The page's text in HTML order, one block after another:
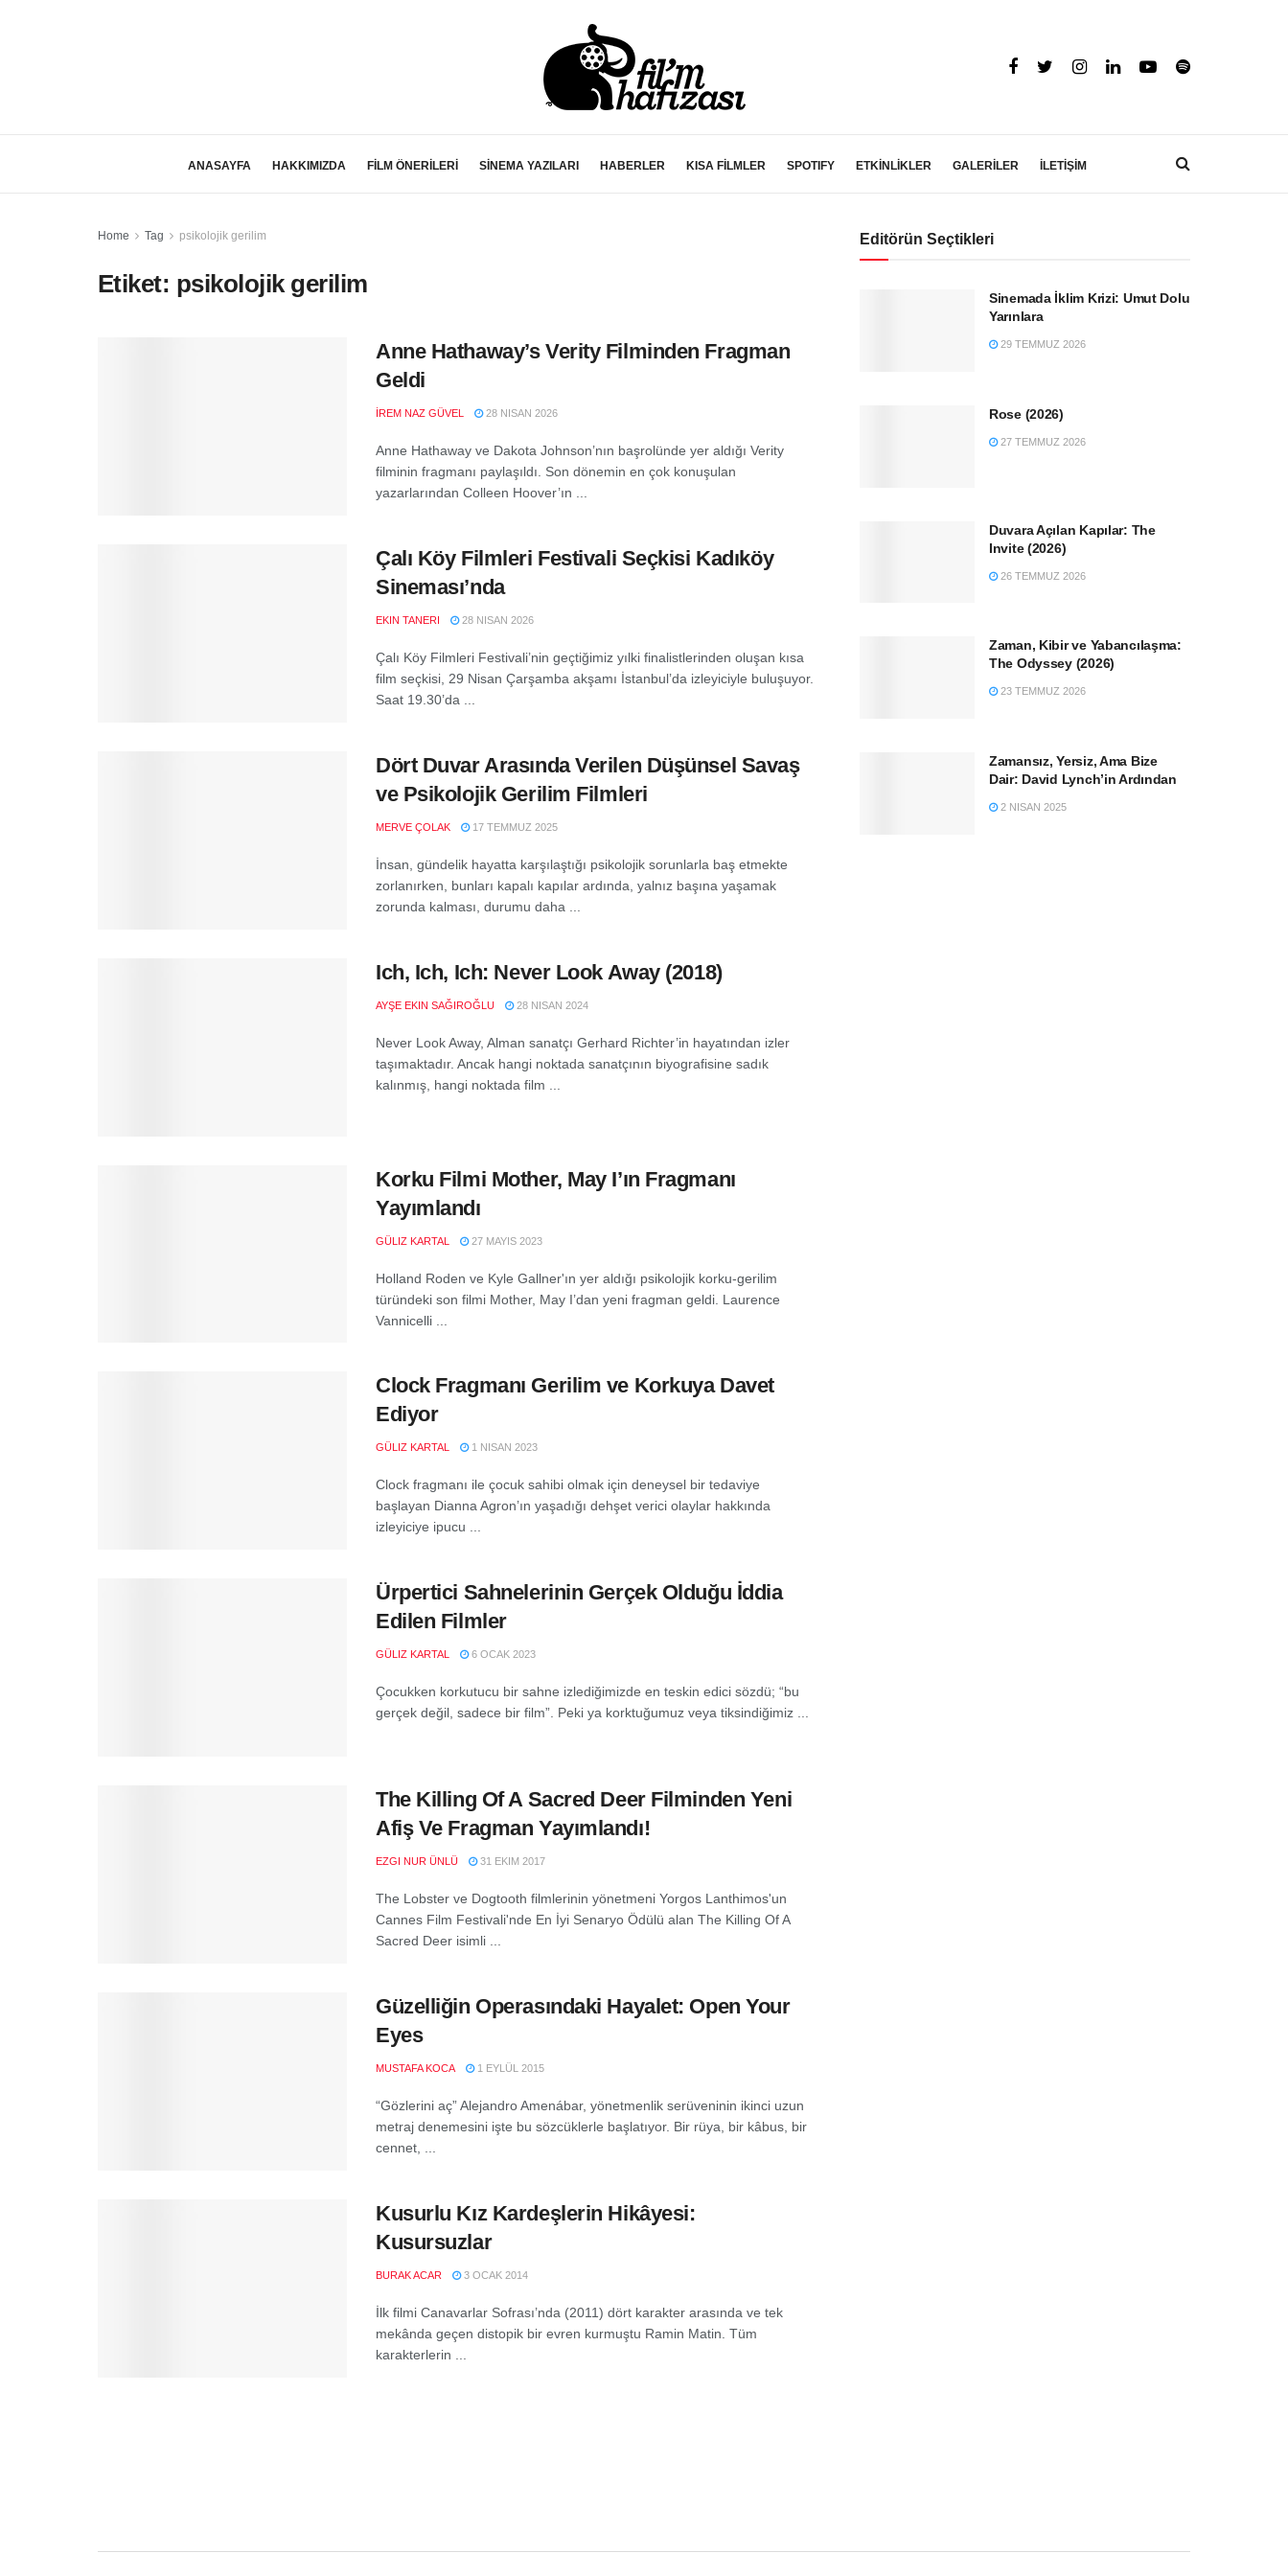
ANASAYFA HAKKIMIZDA FİLM ÖNERİLERİ SİNEMA YAZILARI HABERLER KISA FİLMLER SPOTIFY ETKİNLİKLER GALERİLER İLETİŞİM
Home Tag psikolojik gerilim
Etiket: psikolojik gerilim
Anne Hathaway’s Verity Filminden Fragman
Geldi
İREM NAZ GÜVEL 28 NISAN 2026
Anne Hathaway ve Dakota Johnson’nın başrolünde yer aldığı Verity
filminin fragmanı paylaşıldı. Son dönemin en çok konuşulan
yazarlarından Colleen Hoover’ın ...
Çalı Köy Filmleri Festivali Seçkisi Kadıköy
Sineması’nda
EKIN TANERI 28 NISAN 2026
Çalı Köy Filmleri Festivali’nin geçtiğimiz yılki finalistlerinden oluşan kısa
film seçkisi, 29 Nisan Çarşamba akşamı İstanbul’da izleyiciyle buluşuyor.
Saat 19.30’da ...
Dört Duvar Arasında Verilen Düşünsel Savaş
ve Psikolojik Gerilim Filmleri
MERVE ÇOLAK 17 TEMMUZ 2025
İnsan, gündelik hayatta karşılaştığı psikolojik sorunlarla baş etmekte
zorlanırken, bunları kapalı kapılar ardında, yalnız başına yaşamak
zorunda kalması, durumu daha ...
Ich, Ich, Ich: Never Look Away (2018)
AYŞE EKIN SAĞIROĞLU 28 NISAN 2024
Never Look Away, Alman sanatçı Gerhard Richter’in hayatından izler
taşımaktadır. Ancak hangi noktada sanatçının biyografisine sadık
kalınmış, hangi noktada film ...
Korku Filmi Mother, May I’ın Fragmanı
Yayımlandı
GÜLIZ KARTAL 27 MAYIS 2023
Holland Roden ve Kyle Gallner'ın yer aldığı psikolojik korku-gerilim
türündeki son filmi Mother, May I’dan yeni fragman geldi. Laurence
Vannicelli ...
Clock Fragmanı Gerilim ve Korkuya Davet
Ediyor
GÜLIZ KARTAL 1 NISAN 2023
Clock fragmanı ile çocuk sahibi olmak için deneysel bir tedaviye
başlayan Dianna Agron’ın yaşadığı dehşet verici olaylar hakkında
izleyiciye ipucu ...
Ürpertici Sahnelerinin Gerçek Olduğu İddia
Edilen Filmler
GÜLIZ KARTAL 6 OCAK 2023
Çocukken korkutucu bir sahne izlediğimizde en teskin edici sözdü; “bu
gerçek değil, sadece bir film”. Peki ya korktuğumuz veya tiksindiğimiz ...
The Killing Of A Sacred Deer Filminden Yeni
Afiş Ve Fragman Yayımlandı!
EZGI NUR ÜNLÜ 31 EKIM 2017
The Lobster ve Dogtooth filmlerinin yönetmeni Yorgos Lanthimos'un
Cannes Film Festivali'nde En İyi Senaryo Ödülü alan The Killing Of A
Sacred Deer isimli ...
Güzelliğin Operasındaki Hayalet: Open Your
Eyes
MUSTAFA KOCA 1 EYLÜL 2015
“Gözlerini aç” Alejandro Amenábar, yönetmenlik serüveninin ikinci uzun
metraj denemesini işte bu sözcüklerle başlatıyor. Bir rüya, bir kâbus, bir
cennet, ...
Kusurlu Kız Kardeşlerin Hikâyesi:
Kusursuzlar
BURAK ACAR 3 OCAK 2014
İlk filmi Canavarlar Sofrası’nda (2011) dört karakter arasında ve tek
mekânda geçen distopik bir evren kurmuştu Ramin Matin. Tüm
karakterlerin ...
Editörün Seçtikleri
Sinemada İklim Krizi: Umut Dolu
Yarınlara
29 TEMMUZ 2026
Rose (2026)
27 TEMMUZ 2026
Duvara Açılan Kapılar: The
Invite (2026)
26 TEMMUZ 2026
Zaman, Kibir ve Yabancılaşma:
The Odyssey (2026)
23 TEMMUZ 2026
Zamansız, Yersiz, Ama Bize
Dair: David Lynch’in Ardından
2 NISAN 2025